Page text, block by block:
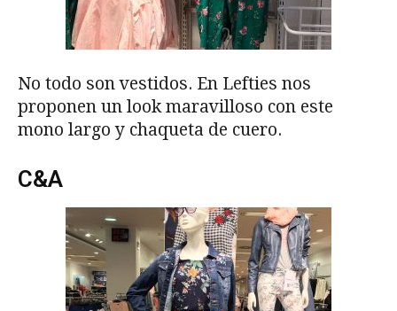
No todo son vestidos. En Lefties nos
proponen un look maravilloso con este
mono largo y chaqueta de cuero.
C&A